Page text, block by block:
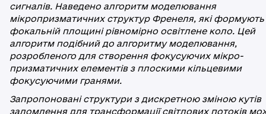
сигналів. Наведено алгоритм моделювання
мікропризматичних структур Френеля, які формують
фокальній площині рівномірно освітлене коло. Цей
алгоритм подібний до алгоритму моделювання,
розробленого для створення фокусуючих мікро­
призматичних елементів з плоскими кільцевими
фокусуючими гранями.
Запропоновані структури з дискретною зміною кутів
заломлення для трансформації світлових потоків